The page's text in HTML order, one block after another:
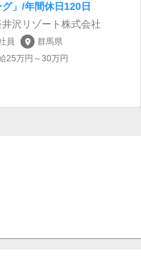
」/年間休日120日
沢リゾート株式会社
員 location_on
群馬県
25万円～30万円